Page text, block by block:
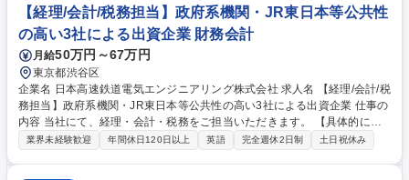
囲：会社の定める業務 募集職種 【経理】プライム市場上場/リモートワー
ク可/平均残業25時間/基本土日祝休み
【経理/会計/税務担当】政府系機関・JR東日本等公共性
の高い3社による出資企業 財務会計
月給50万円～67万円
東京都渋谷区
企業名 日本高速鉄道電気エンジニアリング株式会社 求人名 【経理/会計/税
務担当】政府系機関・JR東日本等公共性の高い3社による出資企業 仕事の
内容 当社にて、経理・会計・税務をご担当いただきます。 【具体的に
は】月次・年度決算作成、資産管理業務、収支計画策定、税理事務所対
業界未経験歓迎 年間休日120日以上 英語 完全週休2日制 土日祝休み